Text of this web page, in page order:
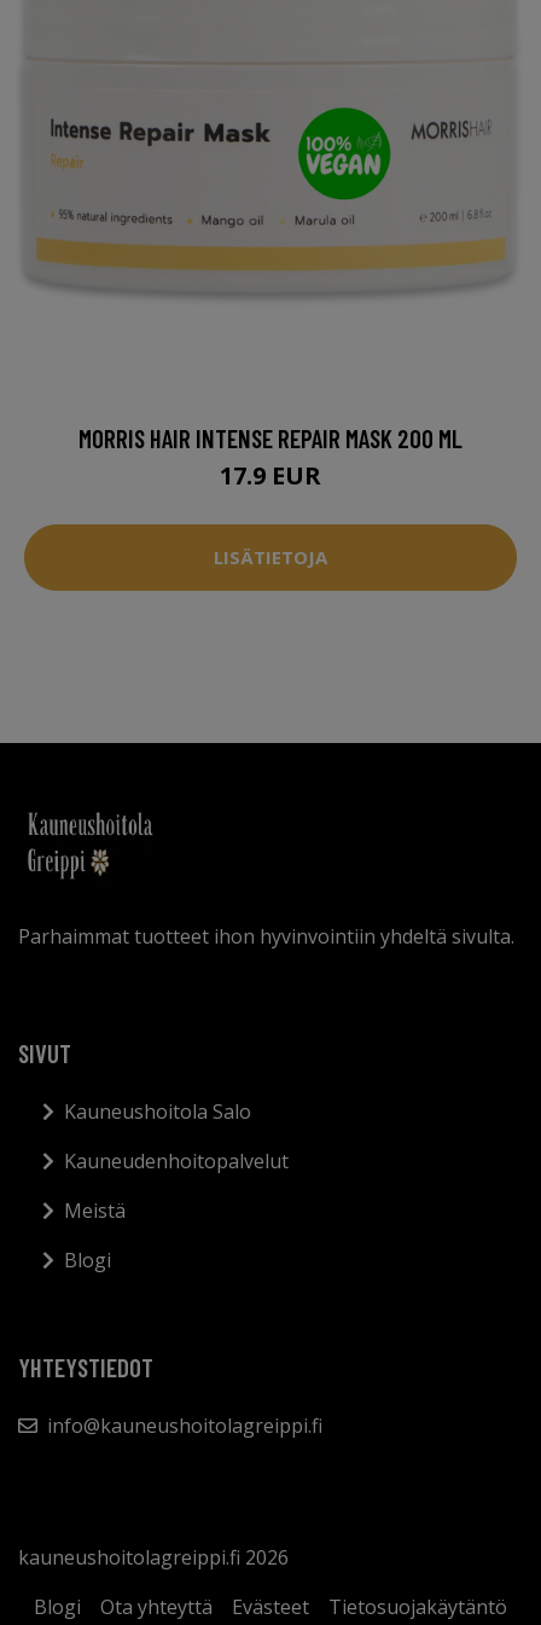
MORRIS HAIR INTENSE REPAIR MASK 200 ML
17.9 EUR
LISÄTIETOJA
Parhaimmat tuotteet ihon hyvinvointiin yhdeltä sivulta.
SIVUT
Kauneushoitola Salo
Kauneudenhoitopalvelut
Meistä
Blogi
YHTEYSTIEDOT
info@kauneushoitolagreippi.fi
kauneushoitolagreippi.fi 2026
Blogi
Ota yhteyttä Evästeet
Tietosuojakäytäntö